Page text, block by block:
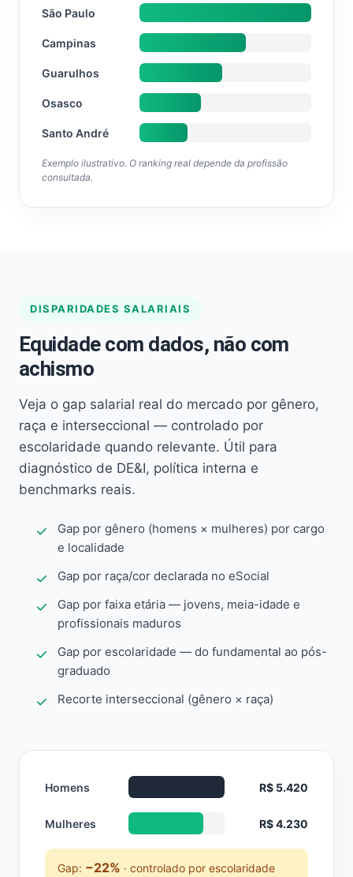
São Paulo
Campinas
Guarulhos
Osasco
Santo André
Exemplo ilustrativo. O ranking real depende da profissão
consultada.
DISPARIDADES SALARIAIS
Equidade com dados, não com
achismo
Veja o gap salarial real do mercado por gênero,
raça e interseccional — controlado por
escolaridade quando relevante. Útil para
diagnóstico de DE&I, política interna e
benchmarks reais.
Gap por gênero (homens × mulheres) por cargo
e localidade
Gap por raça/cor declarada no eSocial
Gap por faixa etária — jovens, meia-idade e
profissionais maduros
Gap por escolaridade — do fundamental ao pós-
graduado
Recorte interseccional (gênero × raça)
Homens R$ 5.420
Mulheres R$ 4.230
Gap: −22% · controlado por escolaridade